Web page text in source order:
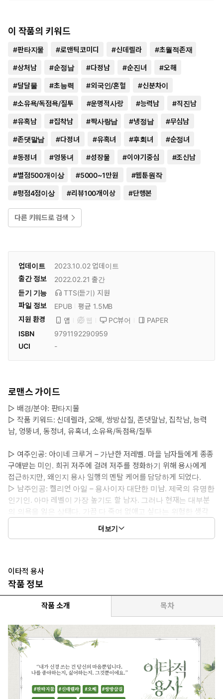
이 작품의 키워드
#판타지물 #로맨틱코미디 #신데렐라 #초월적존재
#상처남 #순정남 #다정남 #순진녀 #오해
#달달물 #초능력 #외국인/혼혈 #신분차이
#소유욕/독점욕/질투 #운명적사랑 #능력남 #직진남
#유혹남 #집착남 #짝사랑남 #냉정남 #무심남
#존댓말남 #다정녀 #유혹녀 #후회녀 #순정녀
#동정녀 #엉뚱녀 #성장물 #이야기중심 #조신남
#별점500개이상 #5000~1만원 #웹툰원작
#평점4점이상 #리뷰100개이상 #단행본
다른 키워드로 검색
업데이트 2023.10.02업데이트
출간 정보
2022.02.21 출간
듣기 기능
TTS(듣기) 지원
파일 정보
EPUB
평균 1.5MB
지원 환경
앱 웹 PC뷰어
PAPER
ISBN
9791192290959
UCI
-
로맨스 가이드
▷ 배경/분야: 판타지물
▷ 작품 키워드: 신데렐라, 오해, 쌍방삽질, 존댓말남, 집착남, 능력
남, 엉뚱녀, 동정녀, 유혹녀, 소유욕/독점욕/질투
▷ 여주인공: 아이네 크루거 – 가난한 저레벨. 마을 남자들에게 종종
구애받는 미인. 희귀 저주에 걸려 저주를 정화하기 위해 용사에게
접근하지만, 왜인지 용사 일행의 멘탈 케어를 담당하게 되었다.
▷ 남주인공: 켈리언 아일 – 용사이자 대단한 미남. 제국의 유명한
인기인. 아마 레벨이 가장 높기도 할 남자. 그러나 현재는 대부분
의 의욕을 잃은 상태다. 가끔 다 죽여 없애고 싶다는 위험한 생각
까지 하는데, 불행히도 그의 동료들은 켈리언의 이런 상태를 제대
▷ 공감 글귀 : “역시 내가 싫어 도망치려는 게 아닙니까?”
더보기
이타적 용사
작품 정보
작품 소개 목차